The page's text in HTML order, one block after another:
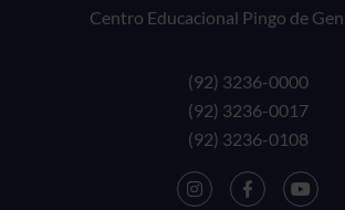
Centro Educacional Pingo de
(92) 3236-0000
(92) 3236-0017
(92) 3236-0108